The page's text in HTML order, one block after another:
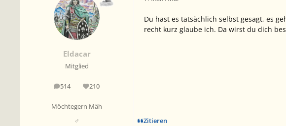
Eldacar
Mitglied
514
Beiträge 210
Reputation
Möchtegern Mäh
♂
Du hast es tatsächlich selbst gesagt, es
recht kurz glaube ich. Da wirst du dich
Zitieren